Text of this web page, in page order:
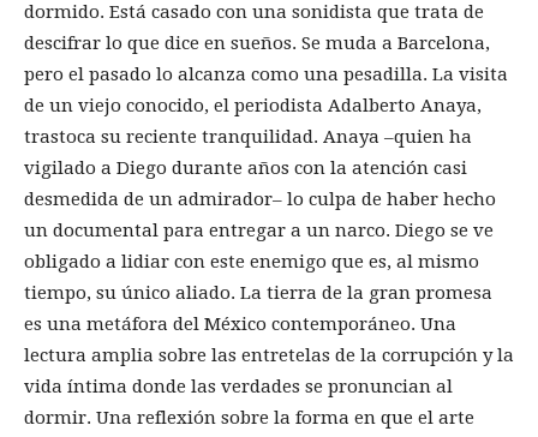
dormido. Está casado con una sonidista que trata de
descifrar lo que dice en sueños. Se muda a Barcelona,
pero el pasado lo alcanza como una pesadilla. La visita
de un viejo conocido, el periodista Adalberto Anaya,
trastoca su reciente tranquilidad. Anaya –quien ha
vigilado a Diego durante años con la atención casi
desmedida de un admirador– lo culpa de haber hecho
un documental para entregar a un narco. Diego se ve
obligado a lidiar con este enemigo que es, al mismo
tiempo, su único aliado. La tierra de la gran promesa
es una metáfora del México contemporáneo. Una
lectura amplia sobre las entretelas de la corrupción y la
vida íntima donde las verdades se pronuncian al
dormir. Una reflexión sobre la forma en que el arte